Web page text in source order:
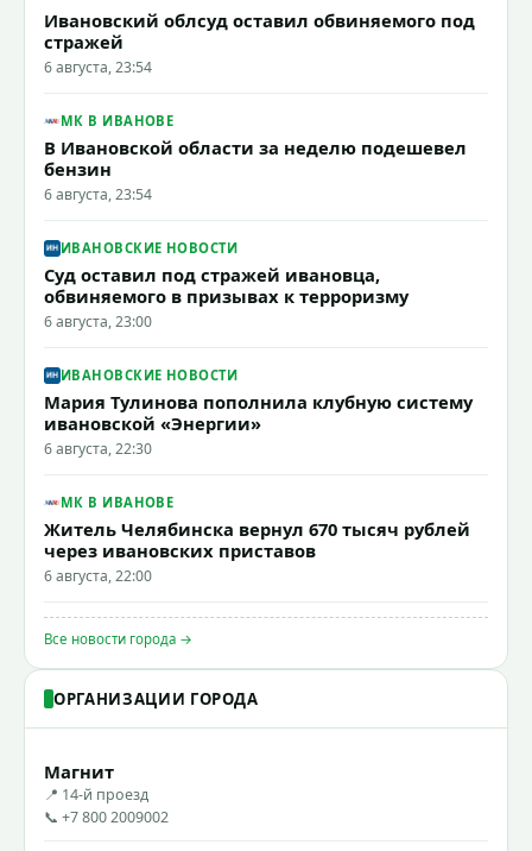
Ивановский облсуд оставил обвиняемого под
стражей
6 августа, 23:54
МК В ИВАНОВЕ
В Ивановской области за неделю подешевел
бензин
6 августа, 23:54
ИВАНОВСКИЕ НОВОСТИ
Суд оставил под стражей ивановца,
обвиняемого в призывах к терроризму
6 августа, 23:00
ИВАНОВСКИЕ НОВОСТИ
Мария Тулинова пополнила клубную систему
ивановской «Энергии»
6 августа, 22:30
МК В ИВАНОВЕ
Житель Челябинска вернул 670 тысяч рублей
через ивановских приставов
6 августа, 22:00
Все новости города →
ОРГАНИЗАЦИИ ГОРОДА
Магнит
📍 14-й проезд
📞 +7 800 2009002